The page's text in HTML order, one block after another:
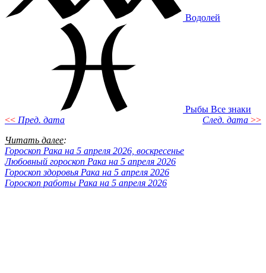
Водолей
Рыбы Все знаки
<< Пред. дата След. дата >>
Читать далее:
Гороскоп Рака на 5 апреля 2026, воскресенье
Любовный гороскоп Рака на 5 апреля 2026
Гороскоп здоровья Рака на 5 апреля 2026
Гороскоп работы Рака на 5 апреля 2026